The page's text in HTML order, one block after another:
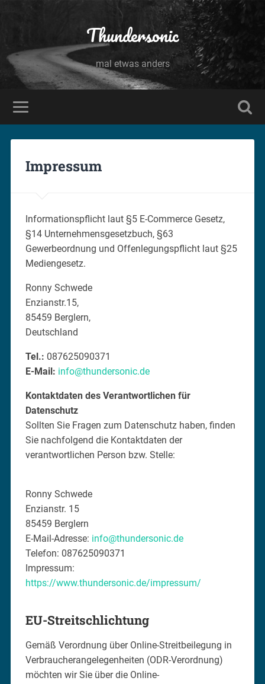
Thundersonic
mal etwas anders
Impressum
Informationspflicht laut §5 E-Commerce Gesetz,
§14 Unternehmensgesetzbuch, §63
Gewerbeordnung und Offenlegungspflicht laut §25
Mediengesetz.
Ronny Schwede
Enzianstr.15,
85459 Berglern,
Deutschland
Tel.: 087625090371
E-Mail: info@thundersonic.de
Kontaktdaten des Verantwortlichen für
Datenschutz
Sollten Sie Fragen zum Datenschutz haben, finden
Sie nachfolgend die Kontaktdaten der
verantwortlichen Person bzw. Stelle:
Ronny Schwede
Enzianstr. 15
85459 Berglern
E-Mail-Adresse: info@thundersonic.de
Telefon: 087625090371
Impressum:
https://www.thundersonic.de/impressum/
EU-Streitschlichtung
Gemäß Verordnung über Online-Streitbeilegung in
Verbraucherangelegenheiten (ODR-Verordnung)
möchten wir Sie über die Online-